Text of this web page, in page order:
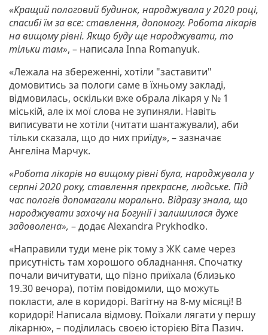
«Кращий пологовий будинок, народжувала у 2020 році,
спасибі їм за все: ставлення, допомогу. Робота лікарів
на вищому рівні. Якщо буду ще народжувати, то
тільки там», – написала Inna Romanyuk.
«Лежала на збереженні, хотіли "заставити"
домовитись за пологи саме в їхньому закладі,
відмовилась, оскільки вже обрала лікаря у № 1
міській, але їх мої слова не зупиняли. Навіть
виписувати не хотіли (читати шантажували), аби
тільки сказала, що до них приїду», – зазначає
Ангеліна Марчук.
«Робота лікарів на вищому рівні була, народжувала у
серпні 2020 року, ставлення прекрасне, людське. Під
час пологів допомагали морально. Відразу знала, що
народжувати захочу на Богунії і залишилася дуже
задоволена», – додає Alexandra Prykhodko.
«Направили туди мене рік тому з ЖК саме через
присутність там хорошого обладнання. Спочатку
почали вичитувати, що пізно приїхала (близько
19.30 вечора), потім повідомили, що можуть
покласти, але в коридорі. Вагітну на 8-му місяці! В
коридорі! Написала відмову. Поїхали лягати у першу
лікарню», – поділилась своєю історією Віта Пазич.